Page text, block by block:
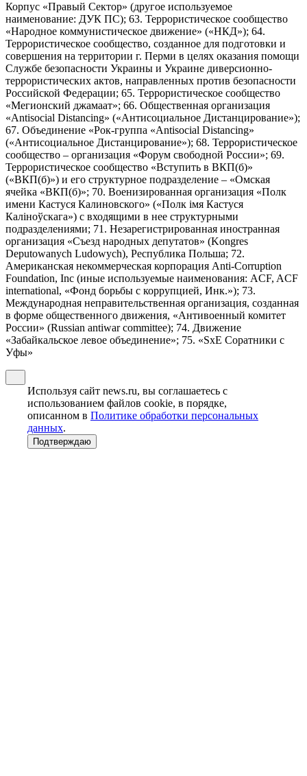
Корпус «Правый Сектор» (другое используемое
наименование: ДУК ПС); 63. Террористическое сообщество
«Народное коммунистическое движение» («НКД»); 64.
Террористическое сообщество, созданное для подготовки и
совершения на территории г. Перми в целях оказания помощи
Службе безопасности Украины и Украине диверсионно-
террористических актов, направленных против безопасности
Российской Федерации; 65. Террористическое сообщество
«Мегионский джамаат»; 66. Общественная организация
«Antisocial Distancing» («Антисоциальное Дистанцирование»);
67. Объединение «Рок-группа «Antisocial Distancing»
(«Антисоциальное Дистанцирование»); 68. Террористическое
сообщество – организация «Форум свободной России»; 69.
Террористическое сообщество «Вступить в ВКП(б)»
(«ВКП(б)») и его структурное подразделение – «Омская
ячейка «ВКП(б)»; 70. Военизированная организация «Полк
имени Кастуся Калиновского» («Полк iмя Кастуся
Калiноўскага») с входящими в нее структурными
подразделениями; 71. Незарегистрированная иностранная
организация «Съезд народных депутатов» (Kongres
Deputowanych Ludowych), Республика Польша; 72.
Американская некоммерческая корпорация Anti-Corruption
Foundation, Inc (иные используемые наименования: ACF, ACF
international, «Фонд борьбы с коррупцией, Инк.»); 73.
Международная неправительственная организация, созданная
в форме общественного движения, «Антивоенный комитет
России» (Russian antiwar committee); 74. Движение
«Забайкальское левое объединение»; 75. «SxE Соратники с
Уфы»
Используя сайт news.ru, вы соглашаетесь с
использованием файлов cookie, в порядке,
описанном в Политике обработки персональных
данных.
Подтверждаю